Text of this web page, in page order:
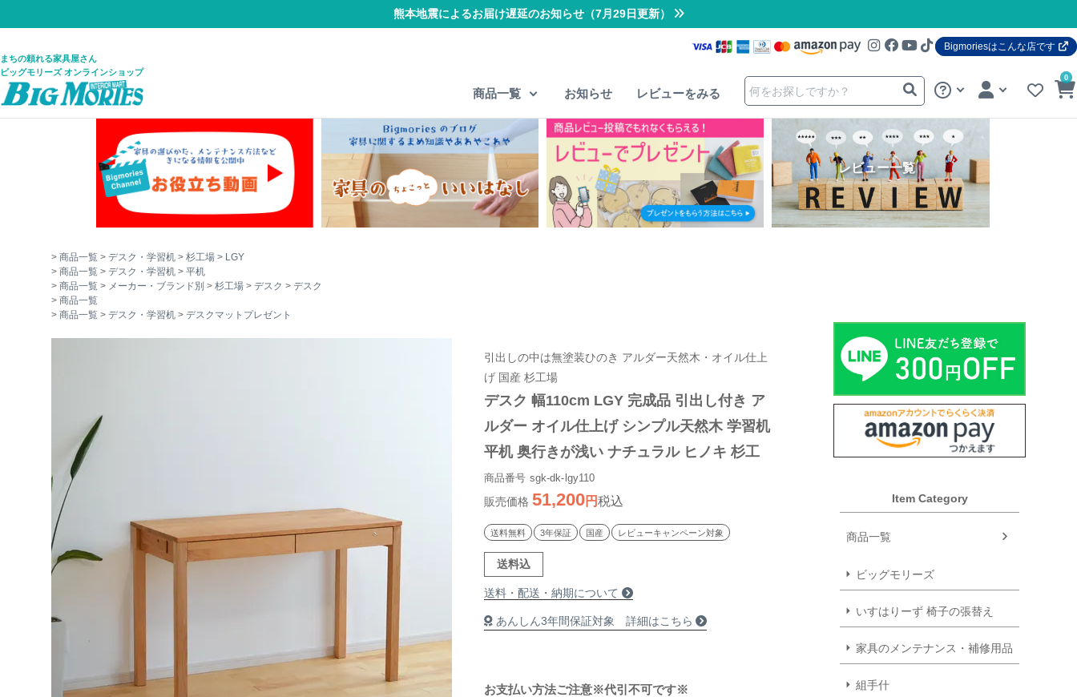
熊本地震によるお届け遅延のお知らせ（7月29日更新）
Bigmoriesはこんな店です
まちの頼れる家具屋さん
ビッグモリーズ オンラインショップ
商品一覧 お知らせ レビューをみる
0
レビュー一覧
商品一覧 デスク・学習机 杉工場
LGY
商品一覧
デスク・学習机
平机
商品一覧
メーカー・ブランド別 杉工場 デスク
デスク
商品一覧
商品一覧
デスク・学習机 デスクマットプレゼント
引出しの中は無塗装ひのき アルダー天然木・オイル仕上
げ 国産 杉工場
デスク 幅110cm LGY 完成品 引出し付き ア
ルダー オイル仕上げ シンプル天然木 学習机
平机 奥行きが浅い ナチュラル ヒノキ 杉工
場 国産 テレワーク リモートワーク 日本製
商品番号 sgk-dk-lgy110
販売価格 51,200 税込
送料無料 3年保証 国産 レビューキャンペーン対象
送料込
送料・配送・納期について
あんしん3年間保証対象 詳細はこちら
お支払い方法ご注意※代引不可です※
Item Category
商品一覧
ビッグモリーズ
いすはりーず 椅子の張替え
家具のメンテナンス・補修用品
組手什